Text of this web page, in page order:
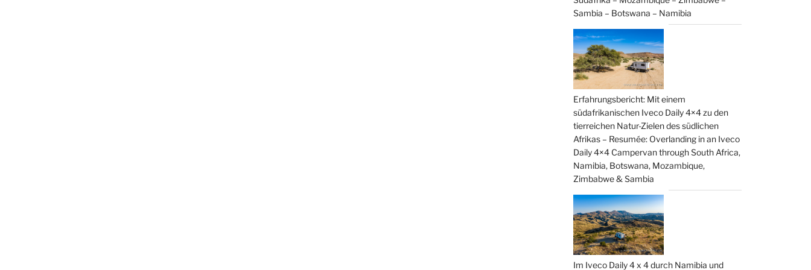
Sambia – Botswana – Namibia
Erfahrungsbericht: Mit einem
südafrikanischen Iveco Daily 4×4 zu den
tierreichen Natur-Zielen des südlichen
Afrikas – Resumée: Overlanding in an Iveco
Daily 4×4 Campervan through South Africa,
Namibia, Botswana, Mozambique,
Zimbabwe & Sambia
Im Iveco Daily 4 x 4 durch Namibia und